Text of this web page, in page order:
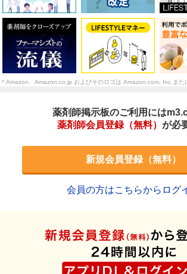
＊Amazon、Amazon.co.jp およびそのロゴは Amazon.com, Inc.また
薬剤師掲示板のご利用には
薬剤師会員登録（無料） が必
新規会員登録（無料）
会員の方はこちらからログ